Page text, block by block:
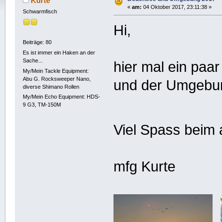
Schwarmfisch
Beiträge: 80
Es ist immer ein Haken an der
Sache...
My/Mein Tackle Equipment:
Abu G. Rocksweeper Nano,
diverse Shimano Rollen
My/Mein Echo Equipment: HDS-
9 G3, TM-150M
« am: 04 Oktober 2017, 23:11:38 »
Hi,
hier mal ein
und der
Viel Spass
mfg Kurte